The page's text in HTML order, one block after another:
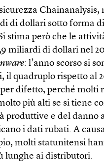
Chainanalysis,
di dollari sotto forma
stima però che le
miliardi di dollari nel
: l’anno scorso si
il quadruplo rispetto al
difetto, perché molti
più alti se si tiene
produttive e del danno
i dati rubati. A
molti statunitensi
lunghe ai distributori.